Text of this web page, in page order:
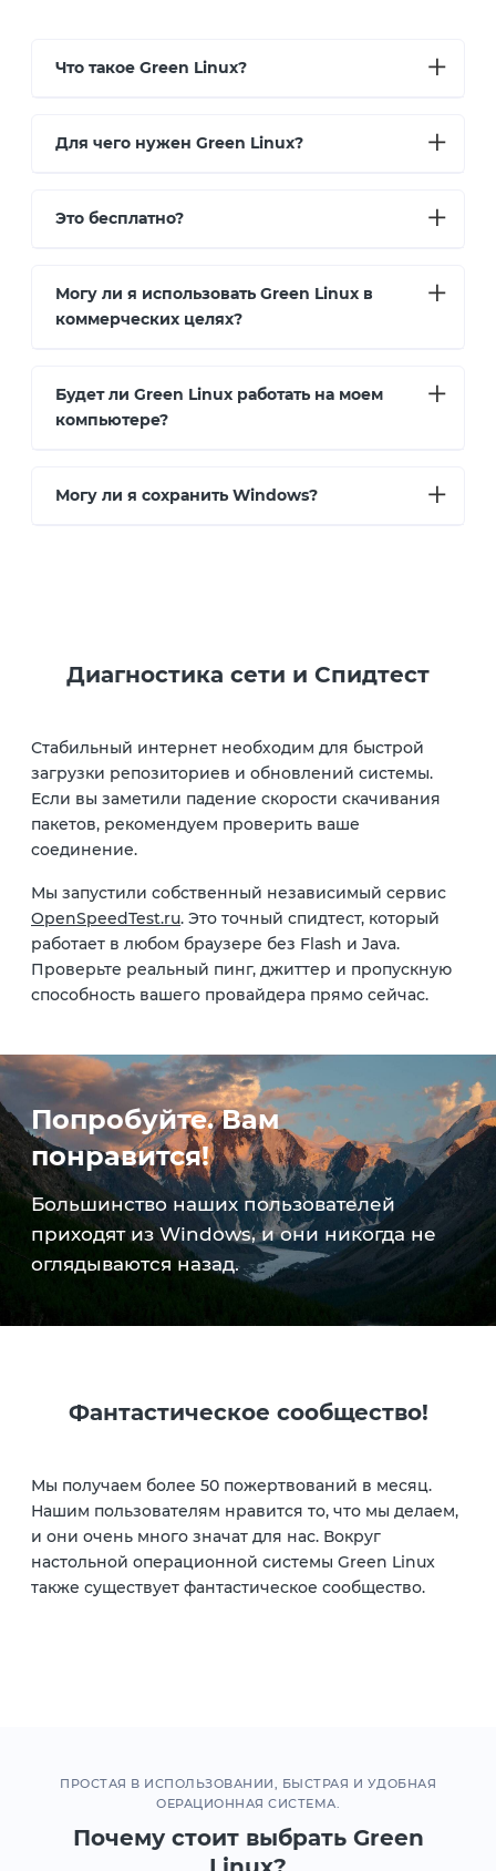
Что такое Green Linux?
Для чего нужен Green Linux?
Это бесплатно?
Могу ли я использовать Green Linux в
коммерческих целях?
Будет ли Green Linux работать на моем
компьютере?
Могу ли я сохранить Windows?
Диагностика сети и Спидтест
Стабильный интернет необходим для быстрой
загрузки репозиториев и обновлений системы.
Если вы заметили падение скорости скачивания
пакетов, рекомендуем проверить ваше
соединение.
Мы запустили собственный независимый сервис
OpenSpeedTest.ru. Это точный спидтест, который
работает в любом браузере без Flash и Java.
Проверьте реальный пинг, джиттер и пропускную
способность вашего провайдера прямо сейчас.
Попробуйте. Вам
понравится!
Большинство наших пользователей
приходят из Windows, и они никогда не
оглядываются назад.
Фантастическое сообщество!
Мы получаем более 50 пожертвований в месяц.
Нашим пользователям нравится то, что мы делаем,
и они очень много значат для нас. Вокруг
настольной операционной системы Green Linux
также существует фантастическое сообщество.
ПРОСТАЯ В ИСПОЛЬЗОВАНИИ, БЫСТРАЯ И УДОБНАЯ
ОЕРАЦИОННАЯ СИСТЕМА.
Почему стоит выбрать Green